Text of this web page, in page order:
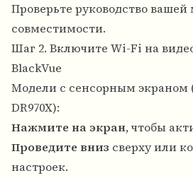
Проверьте руководство
совместимости.
Шаг 2. Включите Wi-Fi на
BlackVue
Модели с сенсорным экраном
DR970X):
Нажмите на экран, чтобы
Проведите вниз сверху или
настроек.